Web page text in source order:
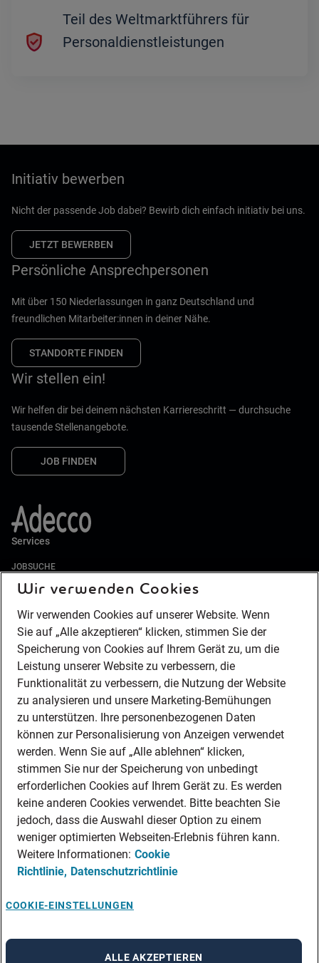
Teil des Weltmarktführers für
Personal­dienstleistungen
Initiativ bewerben
Nicht der passende Job dabei? Bewirb dich einfach initiativ bei uns.
JETZT BEWERBEN
Persönliche Ansprechpersonen
Mit über 150 Niederlassungen in ganz Deutschland und
freundlichen Mitarbeiter:innen in deiner Nähe.
STANDORTE FINDEN
Wir stellen ein!
Wir helfen dir bei deinem nächsten Karriereschritt — durchsuche
tausende Stellenangebote.
JOB FINDEN
Services
JOBSUCHE
LEBENSLAUF GENERATOR
PERSONALVERMITTLUNG
MITARBEITER EMPFEHLEN
FAQ
Wir stellen ein!
DEINE BERUFSGRUPPE
AMAZON JOBS
PARTNERSHIP WITH AIRBUS
ADECCO MEDICAL
INITIATIV BEWERBEN
Über Adecco
ÜBER UNS
FAKTEN
PRESSE
Wir verwenden Cookies
Wir verwenden Cookies auf unserer Website. Wenn
Sie auf „Alle akzeptieren“ klicken, stimmen Sie der
Speicherung von Cookies auf Ihrem Gerät zu, um die
Leistung unserer Website zu verbessern, die
Funktionalität zu verbessern, die Nutzung der Website
zu analysieren und unsere Marketing-Bemühungen
zu unterstützen. Ihre personenbezogenen Daten
können zur Personalisierung von Anzeigen verwendet
werden. Wenn Sie auf „Alle ablehnen“ klicken,
stimmen Sie nur der Speicherung von unbedingt
erforderlichen Cookies auf Ihrem Gerät zu. Es werden
keine anderen Cookies verwendet. Bitte beachten Sie
jedoch, dass die Auswahl dieser Option zu einem
weniger optimierten Webseiten-Erlebnis führen kann.
Weitere Informationen: Cookie
Richtlinie, Datenschutzrichtlinie
COOKIE-EINSTELLUNGEN
ALLE AKZEPTIEREN